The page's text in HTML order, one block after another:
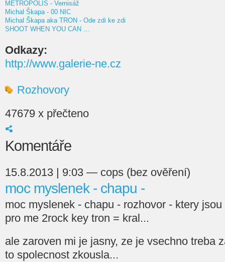
METROPOLIS - Vernisáž
Michal Škapa - 00 NIC
Michal Škapa aka TRON - Ode zdi ke zdi
SHOOT WHEN YOU CAN …
Odkazy:
http://www.galerie-ne.cz
Rozhovory
47679 x přečteno
Komentáře
15.8.2013 | 9:03 — cops (bez ověření)
moc myslenek - chapu -
moc myslenek - chapu - rozhovor - ktery
pro me 2rock key tron = kral...
ale zaroven mi je jasny, ze je vsechno treba
to spolecnost zkousla...